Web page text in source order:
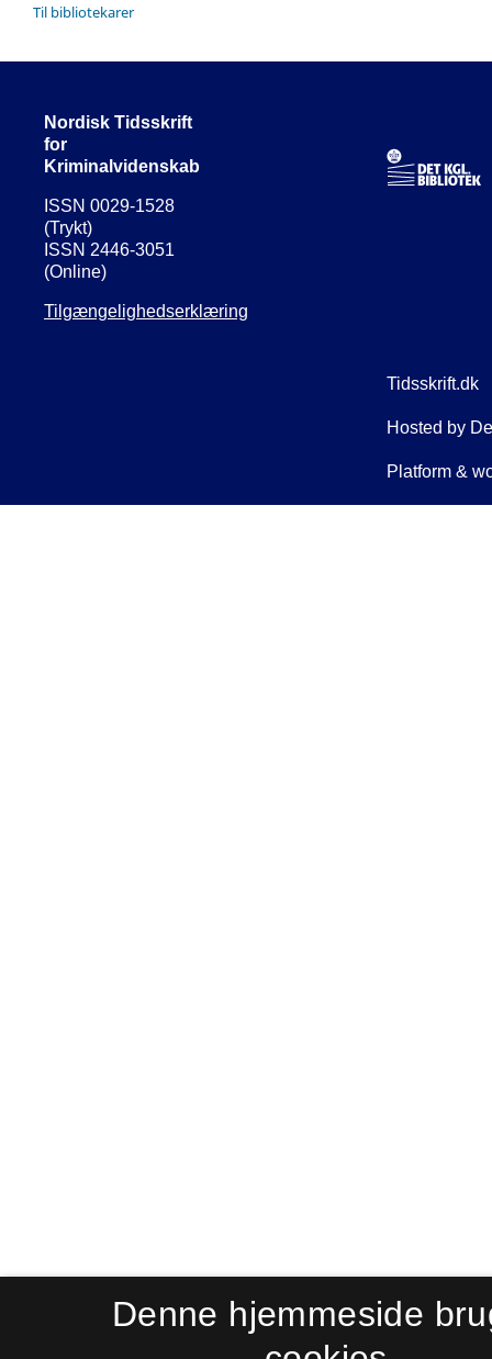
Til bibliotekarer
Nordisk Tidsskrift
for
Kriminalvidenskab
ISSN 0029-1528
(Trykt)
ISSN 2446-3051
(Online)
Tilgængelighedserklæring
Denne hjemmeside